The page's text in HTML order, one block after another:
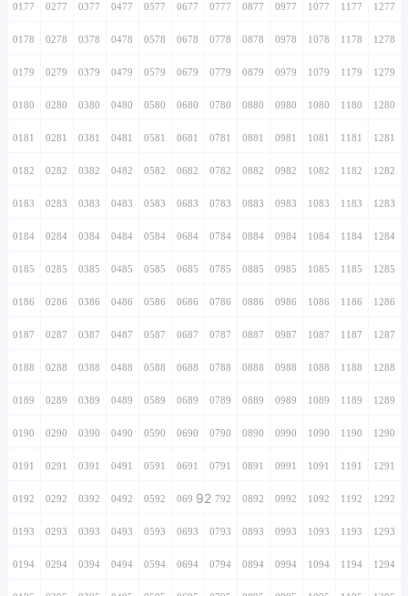
0177 0277 0377 0477 0577 0677 0777 0877 0977 1077 1177 1277
0178 0278 0378 0478 0578 0678 0778 0878 0978 1078 1178 1278
0179 0279 0379 0479 0579 0679 0779 0879 0979 1079 1179 1279
0180 0280 0380 0480 0580 0680 0780 0880 0980 1080 1180 1280
0181 0281 0381 0481 0581 0681 0781 0881 0981 1081 1181 1281
0182 0282 0382 0482 0582 0682 0782 0882 0982 1082 1182 1282
0183 0283 0383 0483 0583 0683 0783 0883 0983 1083 1183 1283
0184 0284 0384 0484 0584 0684 0784 0884 0984 1084 1184 1284
0185 0285 0385 0485 0585 0685 0785 0885 0985 1085 1185 1285
0186 0286 0386 0486 0586 0686 0786 0886 0986 1086 1186 1286
0187 0287 0387 0487 0587 0687 0787 0887 0987 1087 1187 1287
0188 0288 0388 0488 0588 0688 0788 0888 0988 1088 1188 1288
0189 0289 0389 0489 0589 0689 0789 0889 0989 1089 1189 1289
0190 0290 0390 0490 0590 0690 0790 0890 0990 1090 1190 1290
0191 0291 0391 0491 0591 0691 0791 0891 0991 1091 1191 1291
0192 0292 0392 0492 0592 0692920792 0892 0992 1092 1192 1292
0193 0293 0393 0493 0593 0693 0793 0893 0993 1093 1193 1293
0194 0294 0394 0494 0594 0694 0794 0894 0994 1094 1194 1294